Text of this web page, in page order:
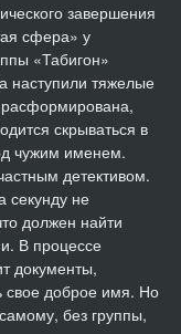
завершения
сфера» у
«Табигон»
наступили тяжелые
скрываться в
чужим именем.
детективом.
секунду не
должен найти
В процессе
документы,
свое доброе имя. Но
без группы,